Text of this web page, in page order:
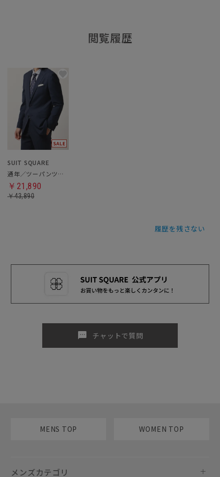
閲覧履歴
SUIT SQUARE
通年／ツーパンツスーツ
￥21,890
￥43,890
履歴を残さない
sms チャットで質問
MENS TOP WOMEN TOP
メンズカテゴリ